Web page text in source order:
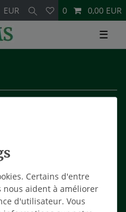
EUR 0 0,00 EUR
☰
Certains d'entre
nous aident à améliorer
d'utilisateur. Vous